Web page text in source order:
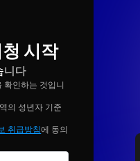
시작
니다
확인하는 것입니
의 성년자 기준
취급방침에 동의